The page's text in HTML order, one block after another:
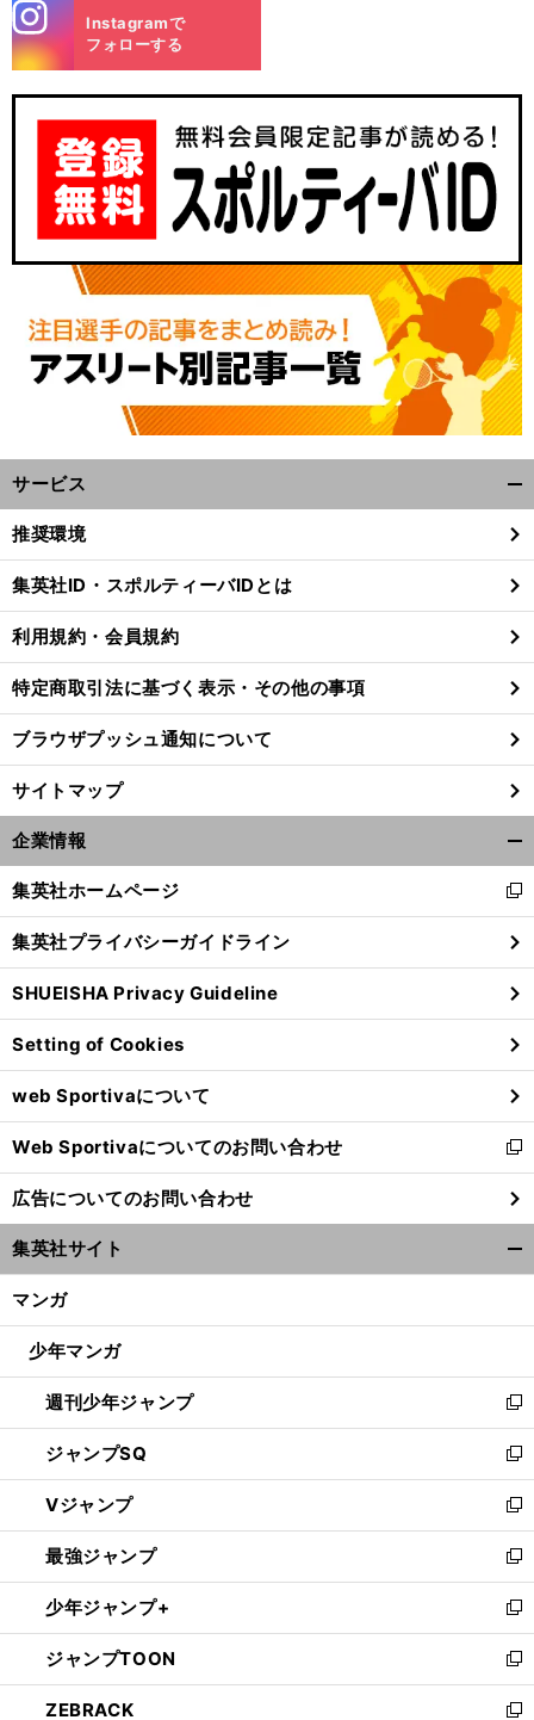
m
Instagramで
フォローする
サービス
閉
る
推奨環境
集英社ID・スポルティーバIDとは
利用規約・会員規約
特定商取引法に基づく表示・その他の事項
ブラウザプッシュ通知について
サイトマップ
企業情報
閉
る
集英社ホームページ
新
し
い
ウ
ィ
ン
ド
ウ
で
開
く
集英社プライバシーガイドライン
SHUEISHA Privacy Guideline
Setting of Cookies
web Sportivaについて
Web Sportivaについてのお問い合わせ
新
し
い
ウ
ィ
ン
ウ
開
く
広告についてのお問い合わせ
集英社サイト
マンガ
少年マンガ
週刊少年ジャンプ
新
し
い
ウ
ィ
ン
ド
ウ
で
開
く
ジャンプSQ
新
し
い
ウ
ィ
ン
ド
ウ
で
開
く
Vジャンプ
新
し
い
ウ
ィ
ン
ド
ウ
で
最強ジャンプ
新
し
い
ウ
ィ
ン
ド
少年ジャンプ+
新
し
い
ウ
ィ
ジャンプTOON
新
し
い
ZEBRACK
新